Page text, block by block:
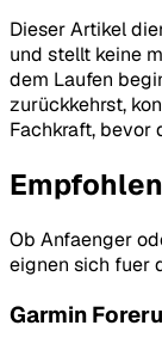
Dieser Artikel
und stellt keine
dem Laufen
zurückkehrst,
Fachkraft, bevor
Ob Anfaenger
eignen sich fuer
Garmin